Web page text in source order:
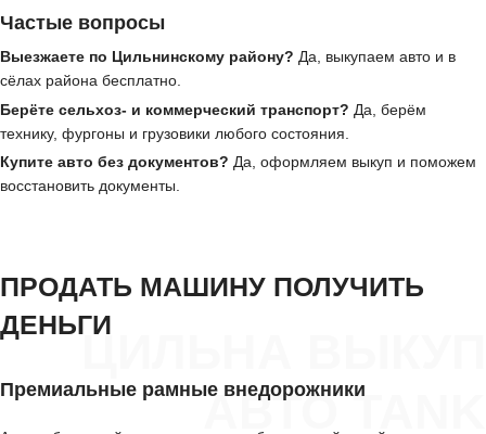
Частые вопросы
Выезжаете по Цильнинскому району? Да, выкупаем авто и в
сёлах района бесплатно.
Берёте сельхоз- и коммерческий транспорт? Да, берём
технику, фургоны и грузовики любого состояния.
Купите авто без документов? Да, оформляем выкуп и поможем
восстановить документы.
ЦИЛЬНА ВЫКУП
АВТО TANK
ПРОДАТЬ МАШИНУ ПОЛУЧИТЬ
ДЕНЬГИ
Премиальные рамные внедорожники